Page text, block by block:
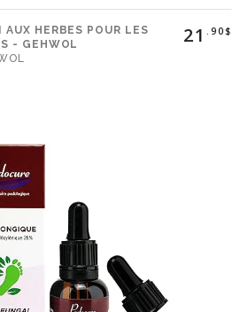
AUX HERBES POUR LES
- GEHWOL
21 .90$